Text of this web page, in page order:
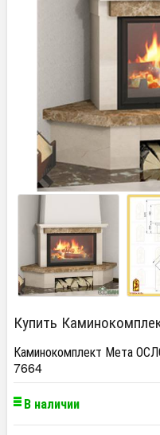
Купить
Каминокомплект Мета
7664
В наличии